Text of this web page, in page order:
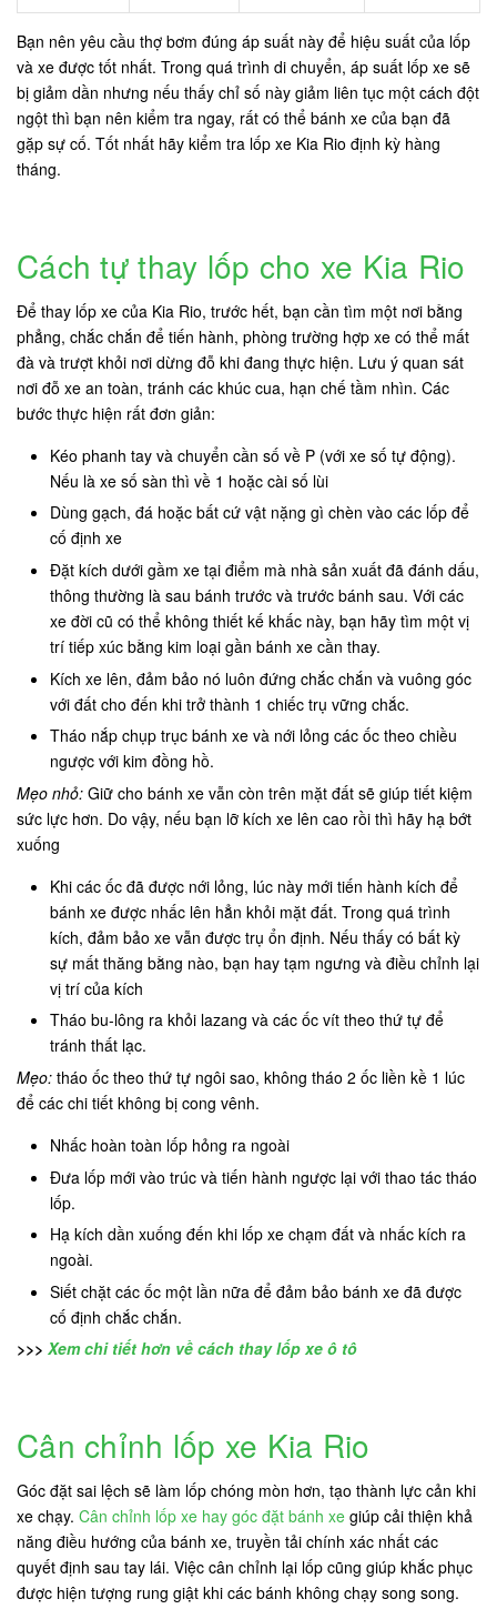
Bạn nên yêu cầu thợ bơm đúng áp suất này để hiệu suất của lốp
và xe được tốt nhất. Trong quá trình di chuyển, áp suất lốp xe sẽ
bị giảm dần nhưng nếu thấy chỉ số này giảm liên tục một cách đột
ngột thì bạn nên kiểm tra ngay, rất có thể bánh xe của bạn đã
gặp sự cố. Tốt nhất hãy kiểm tra lốp xe Kia Rio định kỳ hàng
tháng.
Cách tự thay lốp cho xe Kia Rio
Để thay lốp xe của Kia Rio, trước hết, bạn cần tìm một nơi bằng
phẳng, chắc chắn để tiến hành, phòng trường hợp xe có thể mất
đà và trượt khỏi nơi dừng đỗ khi đang thực hiện. Lưu ý quan sát
nơi đỗ xe an toàn, tránh các khúc cua, hạn chế tầm nhìn. Các
bước thực hiện rất đơn giản:
Kéo phanh tay và chuyển cần số về P (với xe số tự động).
Nếu là xe số sàn thì về 1 hoặc cài số lùi
Dùng gạch, đá hoặc bất cứ vật nặng gì chèn vào các lốp để
cố định xe
Đặt kích dưới gầm xe tại điểm mà nhà sản xuất đã đánh dấu,
thông thường là sau bánh trước và trước bánh sau. Với các
xe đời cũ có thể không thiết kế khấc này, bạn hãy tìm một vị
trí tiếp xúc bằng kim loại gần bánh xe cần thay.
Kích xe lên, đảm bảo nó luôn đứng chắc chắn và vuông góc
với đất cho đến khi trở thành 1 chiếc trụ vững chắc.
Tháo nắp chụp trục bánh xe và nới lỏng các ốc theo chiều
ngược với kim đồng hồ.
Mẹo nhỏ: Giữ cho bánh xe vẫn còn trên mặt đất sẽ giúp tiết kiệm
sức lực hơn. Do vậy, nếu bạn lỡ kích xe lên cao rồi thì hãy hạ bớt
xuống
Khi các ốc đã được nới lỏng, lúc này mới tiến hành kích để
bánh xe được nhấc lên hẳn khỏi mặt đất. Trong quá trình
kích, đảm bảo xe vẫn được trụ ổn định. Nếu thấy có bất kỳ
sự mất thăng bằng nào, bạn hay tạm ngưng và điều chỉnh lại
vị trí của kích
Tháo bu-lông ra khỏi lazang và các ốc vít theo thứ tự để
tránh thất lạc.
Mẹo: tháo ốc theo thứ tự ngôi sao, không tháo 2 ốc liền kề 1 lúc
để các chi tiết không bị cong vênh.
Nhấc hoàn toàn lốp hỏng ra ngoài
Đưa lốp mới vào trúc và tiến hành ngược lại với thao tác tháo
lốp.
Hạ kích dần xuống đến khi lốp xe chạm đất và nhấc kích ra
ngoài.
Siết chặt các ốc một lần nữa để đảm bảo bánh xe đã được
cố định chắc chắn.
>>> Xem chi tiết hơn về cách thay lốp xe ô tô
Cân chỉnh lốp xe Kia Rio
Góc đặt sai lệch sẽ làm lốp chóng mòn hơn, tạo thành lực cản khi
xe chạy. Cân chỉnh lốp xe hay góc đặt bánh xe giúp cải thiện khả
năng điều hướng của bánh xe, truyền tải chính xác nhất các
quyết định sau tay lái. Việc cân chỉnh lại lốp cũng giúp khắc phục
được hiện tượng rung giật khi các bánh không chạy song song.